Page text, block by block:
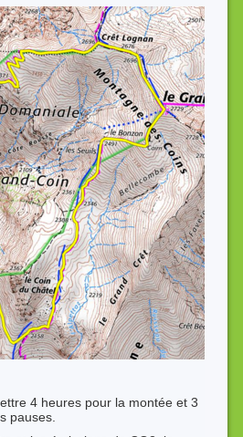
4 heures pour la montée et 3
pauses.